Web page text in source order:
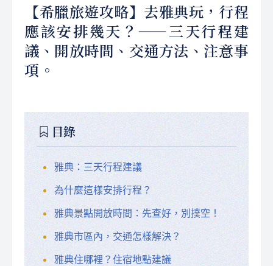
【希臘旅遊攻略】去雅典玩，行程
應該安排幾天？——三天行程建
議、開放時間、交通方法、注意事
項。
目錄
雅典：三天行程建議
為什麼這樣安排行程？
雅典景點開放時間：先查好，別撲空！
雅典市區內，交通怎樣解決？
雅典住哪裡？住宿地點建議